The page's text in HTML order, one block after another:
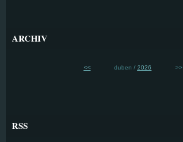
ARCHIV
<< duben / 2026 >>
RSS